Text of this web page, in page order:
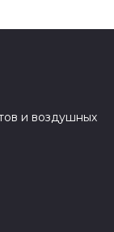
и воздушных